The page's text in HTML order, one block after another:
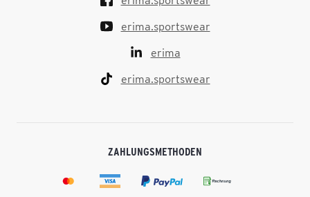
erima.sportswear
erima
erima.sportswear
ZAHLUNGSMETHODEN